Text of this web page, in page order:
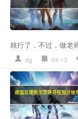
就行了，不过，做老
dg 04-13